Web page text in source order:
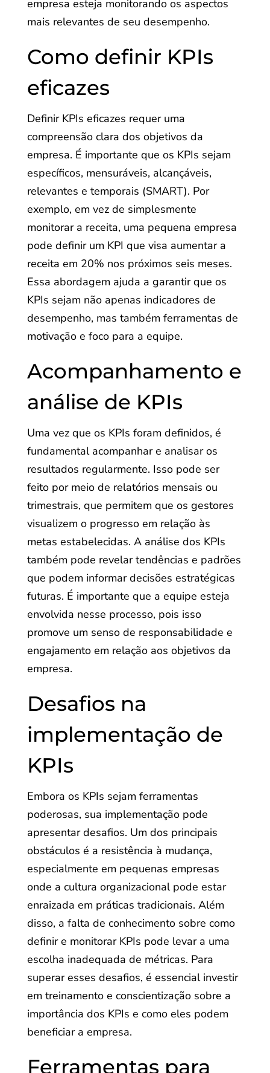
empresa esteja monitorando os aspectos
mais relevantes de seu desempenho.
Como definir KPIs
eficazes
Definir KPIs eficazes requer uma
compreensão clara dos objetivos da
empresa. É importante que os KPIs sejam
específicos, mensuráveis, alcançáveis,
relevantes e temporais (SMART). Por
exemplo, em vez de simplesmente
monitorar a receita, uma pequena empresa
pode definir um KPI que visa aumentar a
receita em 20% nos próximos seis meses.
Essa abordagem ajuda a garantir que os
KPIs sejam não apenas indicadores de
desempenho, mas também ferramentas de
motivação e foco para a equipe.
Acompanhamento e
análise de KPIs
Uma vez que os KPIs foram definidos, é
fundamental acompanhar e analisar os
resultados regularmente. Isso pode ser
feito por meio de relatórios mensais ou
trimestrais, que permitem que os gestores
visualizem o progresso em relação às
metas estabelecidas. A análise dos KPIs
também pode revelar tendências e padrões
que podem informar decisões estratégicas
futuras. É importante que a equipe esteja
envolvida nesse processo, pois isso
promove um senso de responsabilidade e
engajamento em relação aos objetivos da
empresa.
Desafios na
implementação de
KPIs
Embora os KPIs sejam ferramentas
poderosas, sua implementação pode
apresentar desafios. Um dos principais
obstáculos é a resistência à mudança,
especialmente em pequenas empresas
onde a cultura organizacional pode estar
enraizada em práticas tradicionais. Além
disso, a falta de conhecimento sobre como
definir e monitorar KPIs pode levar a uma
escolha inadequada de métricas. Para
superar esses desafios, é essencial investir
em treinamento e conscientização sobre a
importância dos KPIs e como eles podem
beneficiar a empresa.
Ferramentas para